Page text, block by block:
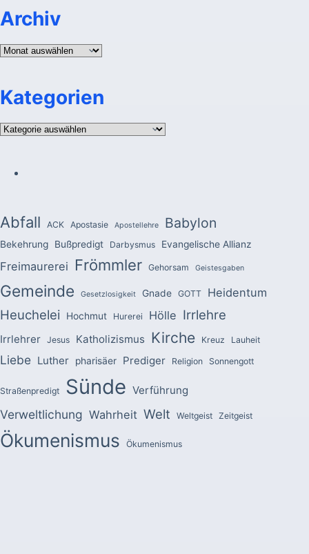
Archiv
Archiv
Kategorien
Kategorien
Abfall ACK Apostasie Apostellehre Babylon
Bekehrung Bußpredigt Darbysmus Evangelische Allianz
Freimaurerei Frömmler Gehorsam Geistesgaben
Gemeinde Gesetzlosigkeit Gnade GOTT Heidentum
Heuchelei Hochmut Hurerei Hölle Irrlehre
Irrlehrer Jesus Katholizismus Kirche Kreuz Lauheit
Liebe Luther pharisäer Prediger Religion Sonnengott
Straßenpredigt Sünde Verführung
Verweltlichung Wahrheit Welt Weltgeist Zeitgeist
Ökumenismus Ökumenismus